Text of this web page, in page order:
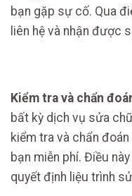
bạn gặp sự cố. Qua
liên hệ và nhận được
Kiểm tra và chẩn
bất kỳ dịch vụ sửa
kiểm tra và chẩn
bạn miễn phí. Điều
quyết định liệu trình